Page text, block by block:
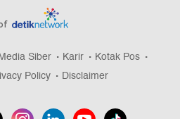
Siber Karir
Kotak Pos
Policy Disclaimer